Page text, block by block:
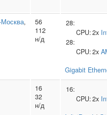
,
56
112
н/д
28:
CPU:2x
28:
CPU:2x
Gigabit
16
32
н/д
16:
CPU:2x